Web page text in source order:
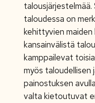
taloudessa on
kehittyvien
kansainvälistä
kamppailevat
myös taloudellisen
painostuksen
valta kietoutuvat